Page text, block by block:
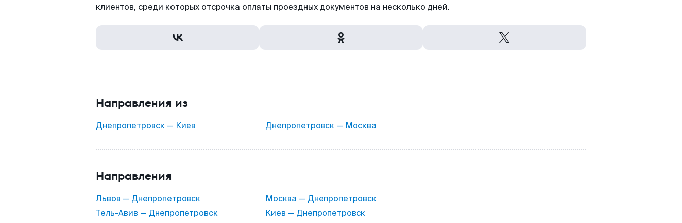
клиентов, среди которых отсрочка оплаты проездных документов на несколько дней.
Направления из
Днепропетровск — Киев Днепропетровск — Москва
Направления
Львов — Днепропетровск
Тель-Авив — Днепропетровск
Москва — Днепропетровск
Киев — Днепропетровск